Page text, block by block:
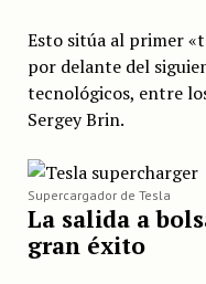
Esto sitúa al primer
por delante del
tecnológicos, entre
Sergey Brin.
Supercargador de Tesla
La salida a
gran éxito